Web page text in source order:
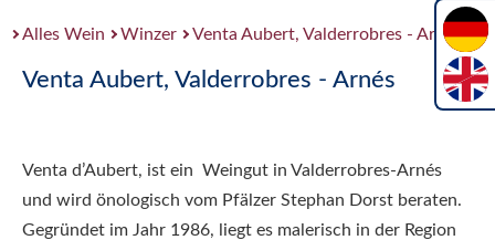
Alles Wein Winzer Venta Aubert, Valderrobres - Arnés
Venta Aubert, Valderrobres - Arnés
Venta d’Aubert, ist ein Weingut in Valderrobres-Arnés
und wird önologisch vom Pfälzer Stephan Dorst beraten.
Gegründet im Jahr 1986, liegt es malerisch in der Region